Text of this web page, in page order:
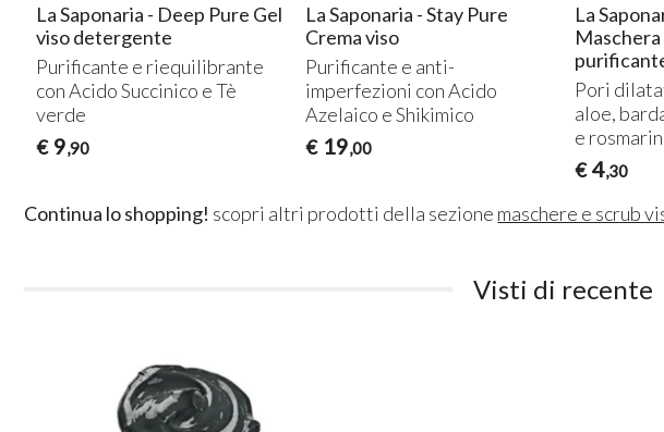
La Saponaria - Deep Pure Gel
viso detergente
Purificante e riequilibrante
con Acido Succinico e Tè
verde
€ 9,90
La Saponaria - Stay Pure
Crema viso
Purificante e anti-
imperfezioni con Acido
Azelaico e Shikimico
€ 19,00
La
Pori
aloe,
e
€ 4,30
Continua lo shopping! scopri altri prodotti della sezione maschere e scrub
Visti di recente